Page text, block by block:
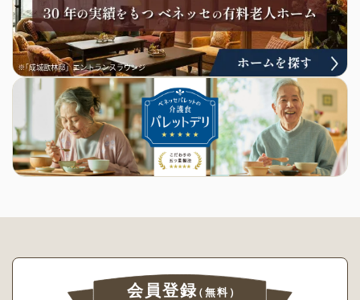
会員登録（無料）